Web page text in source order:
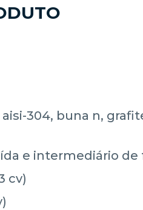
304, buna n,
e intermediário
cv)